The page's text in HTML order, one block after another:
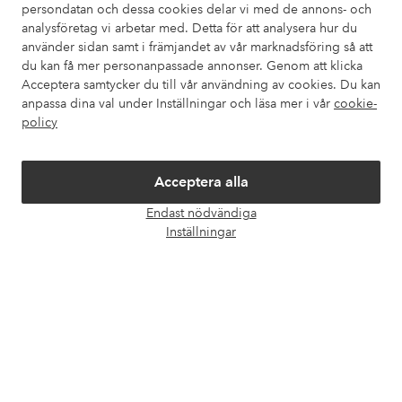
persondatan och dessa cookies delar vi med de annons- och
analysföretag vi arbetar med. Detta för att analysera hur du
använder sidan samt i främjandet av vår marknadsföring så att
du kan få mer personanpassade annonser. Genom att klicka
Acceptera samtycker du till vår användning av cookies. Du kan
anpassa dina val under Inställningar och läsa mer i vår cookie-
policy
Acceptera alla
Endast nödvändiga
Inställningar
Mina sidor
Om Ellos